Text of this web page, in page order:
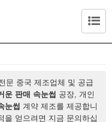
문 중국 제조업체 및 공급
운 판매 속눈썹 공장, 개인
눈썹 계약 제조를 제공합니
을 얻으려면 지금 문의하십